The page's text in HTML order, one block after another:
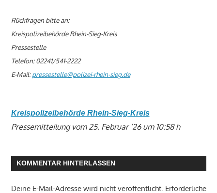
Rückfragen bitte an:
Kreispolizeibehörde Rhein-Sieg-Kreis
Pressestelle
Telefon: 02241/541-2222
E-Mail:pressestelle@polizei-rhein-sieg.de
Kreispolizeibehörde Rhein-Sieg-Kreis
Pressemitteilung vom 25. Februar ’26 um 10:58 h
KOMMENTAR HINTERLASSEN
Deine E-Mail-Adresse wird nicht veröffentlicht. Erforderliche